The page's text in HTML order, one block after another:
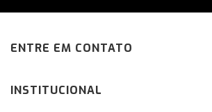
ENTRE EM CONTATO
INSTITUCIONAL